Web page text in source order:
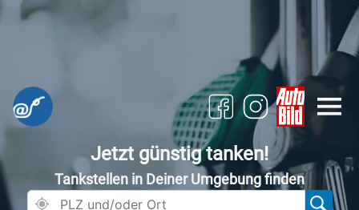
Jetzt günstig tanken!
Tankstellen in Deiner Umgebung finden